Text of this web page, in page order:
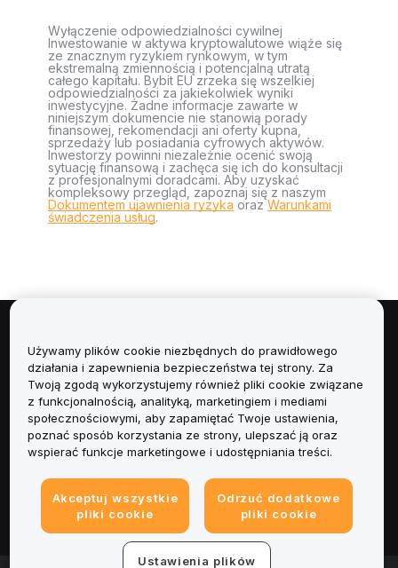
Wyłączenie odpowiedzialności cywilnej
Inwestowanie w aktywa kryptowalutowe wiąże się
ze znacznym ryzykiem rynkowym, w tym
ekstremalną zmiennością i potencjalną utratą
całego kapitału. Bybit EU zrzeka się wszelkiej
odpowiedzialności za jakiekolwiek wyniki
inwestycyjne. Żadne informacje zawarte w
niniejszym dokumencie nie stanowią porady
finansowej, rekomendacji ani oferty kupna,
sprzedaży lub posiadania cyfrowych aktywów.
Inwestorzy powinni niezależnie ocenić swoją
sytuację finansową i zachęca się ich do konsultacji
z profesjonalnymi doradcami. Aby uzyskać
kompleksowy przegląd, zapoznaj się z naszym
Dokumentem ujawnienia ryzyka orazWarunkami
świadczenia usług.
Informacje
Usługi
Obsługa Klienta
Informacje prawne
Używamy plików cookie niezbędnych do prawidłowego
działania i zapewnienia bezpieczeństwa tej strony. Za
Twoją zgodą wykorzystujemy również pliki cookie związane
z funkcjonalnością, analityką, marketingiem i mediami
społecznościowymi, aby zapamiętać Twoje ustawienia,
poznać sposób korzystania ze strony, ulepszać ją oraz
wspierać funkcje marketingowe i udostępniania treści.
Akceptuj wszystkie
pliki cookie
Odrzuć dodatkowe
pliki cookie
Ustawienia plików